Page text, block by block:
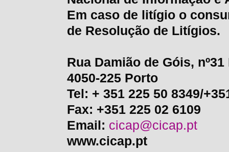
Em caso de litígio o
de Resolução de Litígios.
Rua Damião de Góis, nº31
4050-225 Porto
Tel: + 351 225 50 8349/
Fax: +351 225 02 6109
Email: cicap@cicap.pt
www.cicap.pt